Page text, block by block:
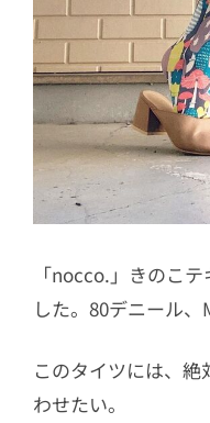
「nocco.」きのこ
した。80デニール、
このタイツには、
わせたい。